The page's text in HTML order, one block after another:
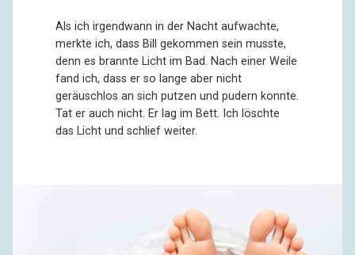
Als ich irgendwann in der Nacht aufwachte,
merkte ich, dass Bill gekommen sein musste,
denn es brannte Licht im Bad. Nach einer Weile
fand ich, dass er so lange aber nicht
geräuschlos an sich putzen und pudern konnte.
Tat er auch nicht. Er lag im Bett. Ich löschte
das Licht und schlief weiter.